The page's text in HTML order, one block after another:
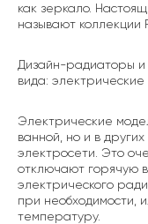
как зеркало.
называют коллекции
Дизайн-радиаторы и
вида: электрические
Электрические
ванной, но и в
электросети. Это
отключают горячую
электрического
при необходимости,
температуру.